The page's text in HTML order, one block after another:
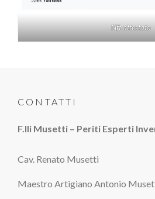
Nft attestato
CONTATTI
F.lli Musetti – Periti Esperti
Cav. Renato Musetti
Maestro Artigiano Antonio